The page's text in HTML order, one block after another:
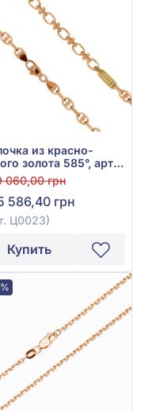
из красно-
золота 585°, арт.
060,00 грн
586,40 грн
Ц0023)
Купить